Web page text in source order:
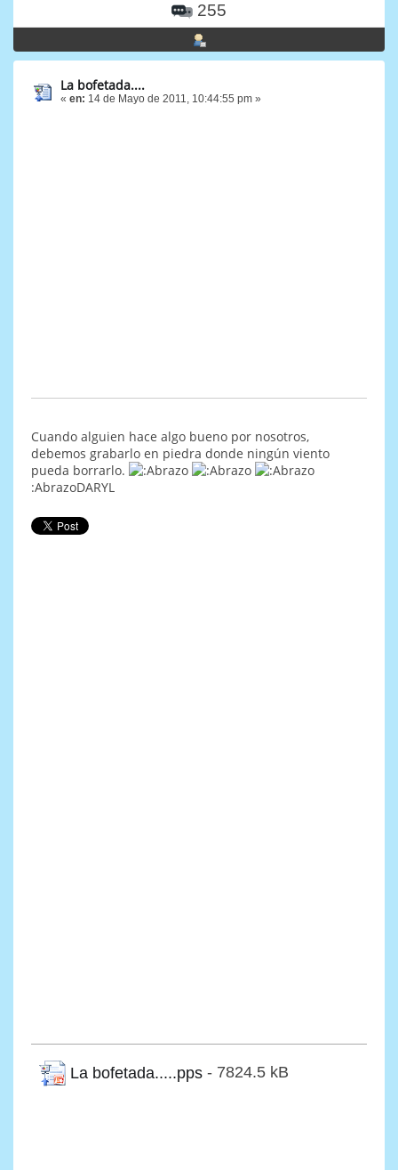
255
La bofetada....
« en: 14 de Mayo de 2011, 10:44:55 pm »
Cuando alguien hace algo bueno por nosotros,
debemos grabarlo en piedra donde ningún viento
pueda borrarlo.
:AbrazoDARYL
La bofetada.....pps - 7824.5 kB